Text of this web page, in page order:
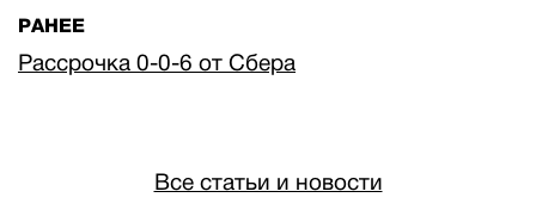
РАНЕЕ
Рассрочка 0-0-6 от Сбера
Все статьи и новости